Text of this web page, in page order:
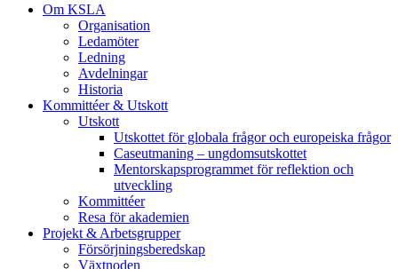
Om KSLA
Organisation
Ledamöter
Ledning
Avdelningar
Historia
Kommittéer & Utskott
Utskott
Utskottet för globala frågor och europeiska frågor
Caseutmaning – ungdomsutskottet
Mentorskapsprogrammet för reflektion och
utveckling
Kommittéer
Resa för akademien
Projekt & Arbetsgrupper
Försörjningsberedskap
Växtnoden